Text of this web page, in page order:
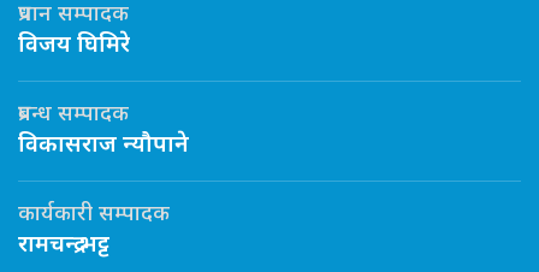
प्रधान सम्पादक
विजय घिमिरे
प्रबन्ध सम्पादक
विकासराज न्यौपाने
कार्यकारी सम्पादक
रामचन्द्र भट्ट